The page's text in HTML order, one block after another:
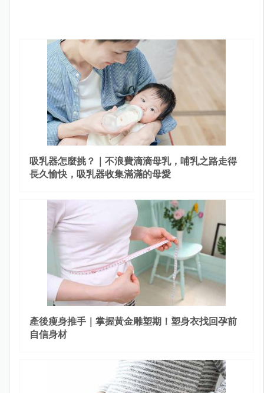
吸乳器怎麼挑？｜不浪費滴滴母乳，哺乳之路走得
長久愉快，吸乳器收集滿滿的母愛
產後瘦身推手｜掌握黃金雕塑期！塑身衣找回孕前
自信身材